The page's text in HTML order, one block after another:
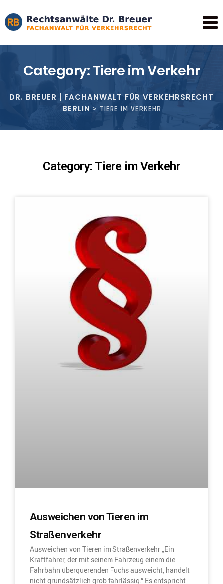
Category: Tiere im Verkehr
DR. BREUER | FACHANWALT FÜR VERKEHRSRECHT
BERLIN > TIERE IM VERKEHR
Category: Tiere im Verkehr
Ausweichen von Tieren im
Straßenverkehr
Ausweichen von Tieren im Straßenverkehr „Ein
Kraftfahrer, der mit seinem Fahrzeug einem die
Fahrbahn überquerenden Fuchs ausweicht, handelt
nicht grundsätzlich grob fahrlässig.“ Es entspricht